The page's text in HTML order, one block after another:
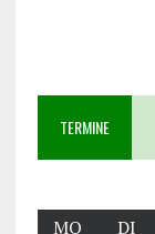
TERMINE
MO DI